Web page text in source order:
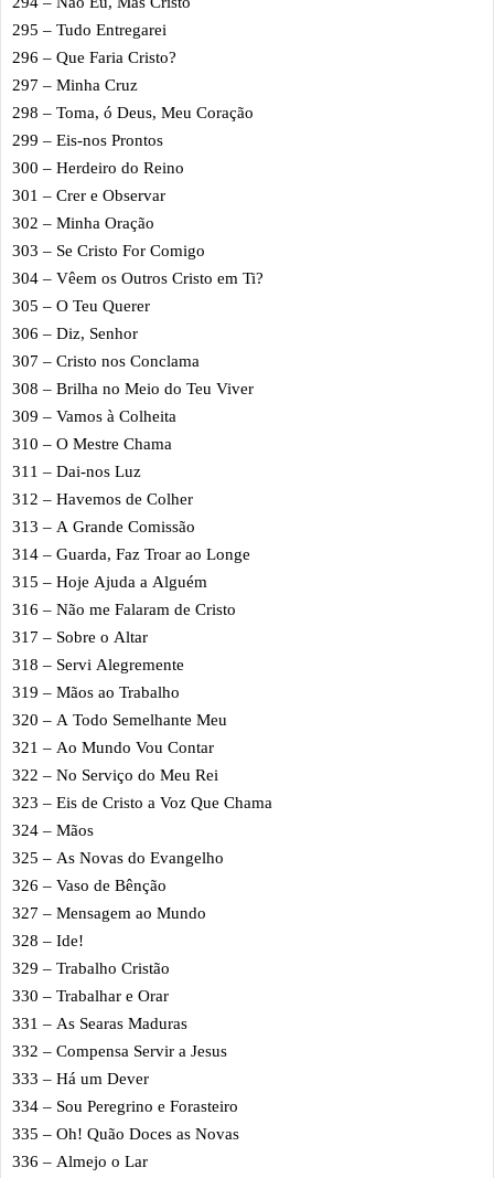
295 – Tudo Entregarei
296 – Que Faria Cristo?
297 – Minha Cruz
298 – Toma, ó Deus, Meu Coração
299 – Eis-nos Prontos
300 – Herdeiro do Reino
301 – Crer e Observar
302 – Minha Oração
303 – Se Cristo For Comigo
304 – Vêem os Outros Cristo em Ti?
305 – O Teu Querer
306 – Diz, Senhor
307 – Cristo nos Conclama
308 – Brilha no Meio do Teu Viver
309 – Vamos à Colheita
310 – O Mestre Chama
311 – Dai-nos Luz
312 – Havemos de Colher
313 – A Grande Comissão
314 – Guarda, Faz Troar ao Longe
315 – Hoje Ajuda a Alguém
316 – Não me Falaram de Cristo
317 – Sobre o Altar
318 – Servi Alegremente
319 – Mãos ao Trabalho
320 – A Todo Semelhante Meu
321 – Ao Mundo Vou Contar
322 – No Serviço do Meu Rei
323 – Eis de Cristo a Voz Que Chama
324 – Mãos
325 – As Novas do Evangelho
326 – Vaso de Bênção
327 – Mensagem ao Mundo
328 – Ide!
329 – Trabalho Cristão
330 – Trabalhar e Orar
331 – As Searas Maduras
332 – Compensa Servir a Jesus
333 – Há um Dever
334 – Sou Peregrino e Forasteiro
335 – Oh! Quão Doces as Novas
336 – Almejo o Lar